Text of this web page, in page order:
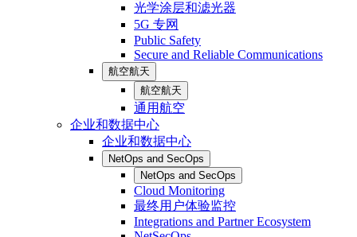
光学涂层和滤光器
5G 专网
Public Safety
Secure and Reliable Communications
航空航天
航空航天
通用航空
企业和数据中心
企业和数据中心
NetOps and SecOps
NetOps and SecOps
Cloud Monitoring
最终用户体验监控
Integrations and Partner Ecosystem